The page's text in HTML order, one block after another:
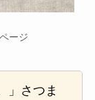
ージ
」さつま